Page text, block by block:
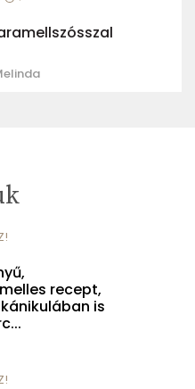
recept,
is